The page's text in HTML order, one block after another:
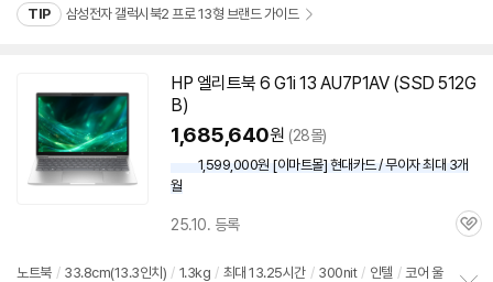
TIP 삼성전자 갤럭시북2 프로 13형 브랜드 가이드
HP 엘리트북 6 G1i 13 AU7P1AV (SSD 512G
B)
1,685,640원 (28몰)
1,599,000원 [이마트몰] 현대카드 / 무이자 최대 3개
월
25.10. 등록
관
노트북 / 33.8cm(13.3인치 ) / 1.3kg / 최대 13.25시간 / 300nit / 인텔 / 코어 울